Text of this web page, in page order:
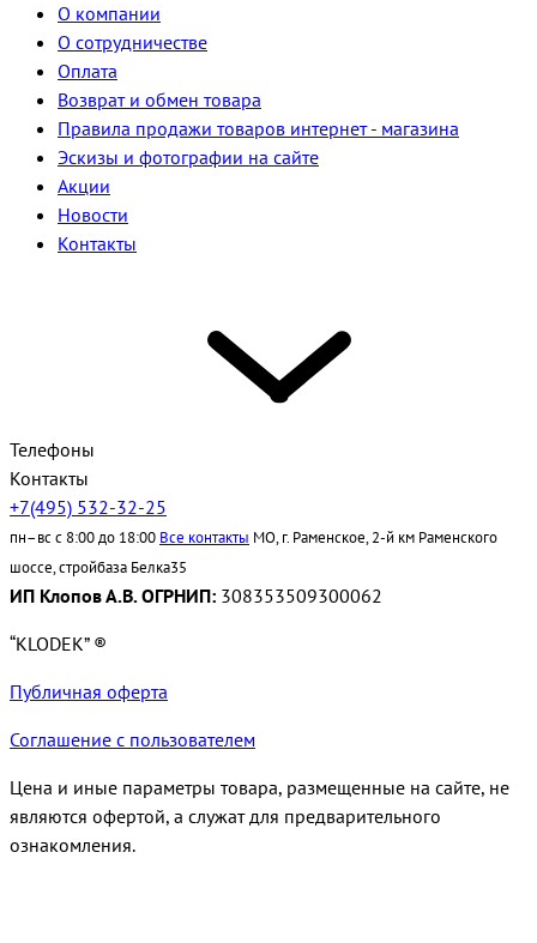
О компании
О сотрудничестве
Оплата
Возврат и обмен товара
Правила продажи товаров интернет - магазина
Эскизы и фотографии на сайте
Акции
Новости
Контакты
Телефоны
Контакты
+7(495) 532-32-25
пн–вс с 8:00 до 18:00 Все контакты МО, г. Раменское, 2-й км Раменского
шоссе, стройбаза Белка35
ИП Клопов А.В. ОГРНИП: 308353509300062
“KLODEK” ®
Публичная оферта
Соглашение с пользователем
Цена и иные параметры товара, размещенные на сайте, не
являются офертой, а служат для предварительного
ознакомления.